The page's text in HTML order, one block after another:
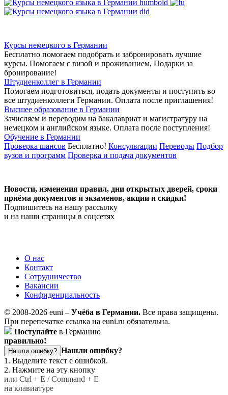
Курсы немецкого в Германии
Бесплатно помогаем подобрать и забронировать лучшие
курсы. Помогаем с визой и проживанием, Подарки за
бронирование!
Штудиенколлег в Германии
Помогаем подготовиться, подать документы и поступить во
все штудиенколлеги Германии. Оплата после приглашения!
Высшее образование в Германии
Зачисляем и переводим на бакалавриат и магистратуру на
немецком и английском языке. Оплата после поступления!
Обучение в Германии
Проверка шансов Бесплатно! Консультации Переводы Подбор
вузов и программ Проверка и подача документов
Новости, изменения правил, дни открытых дверей, сроки
приёма документов и экзаменов, акции и скидки!
Подпишитесь на нашу рассылку
и на наши страницы в соцсетях
О нас
Контакт
Сотрудничество
Вакансии
Конфиденциальность
© 2008-2026 euni – Учёба в Германии. Все права защищены.
При перепечатке ссылка на euni.ru обязательна.
Поступайте в Германию
правильно!
Нашли ошибку? Нашли ошибку?
1. Выделите текст с ошибкой.
2. Нажмите на эту кнопку
или Ctrl + E / Command + E
на клавиатуре